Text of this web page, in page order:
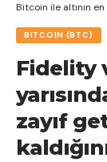
Bitcoin ile altının
BITCOIN (BTC)
Fidelity
zayıf